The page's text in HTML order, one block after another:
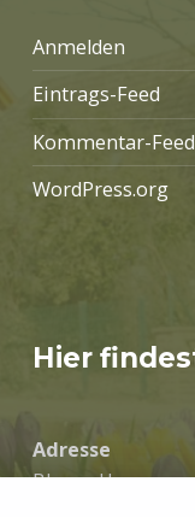
Anmelden
Eintrags-Feed
Kommentar-Feed
WordPress.org
Hier
Adresse
Blaues Haus